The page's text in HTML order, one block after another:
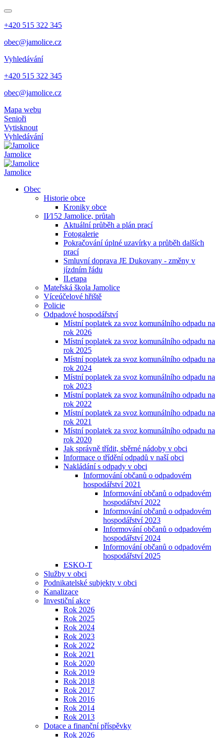
+420 515 322 345
obec@jamolice.cz
Vyhledávání
+420 515 322 345
obec@jamolice.cz
Mapa webu
Senioři
Vytisknout
Vyhledávání
Jamolice
Jamolice
Obec
Historie obce
Kroniky obce
II⁄152 Jamolice, průtah
Aktuální průběh a plán prací
Fotogalerie
Pokračování úplné uzavírky a průběh dalších
prací
Smluvní doprava JE Dukovany - změny v
jízdním řádu
II.etapa
Mateřská škola Jamolice
Víceúčelové hřiště
Policie
Odpadové hospodářství
Místní poplatek za svoz komunálního odpadu na
rok 2026
Místní poplatek za svoz komunálního odpadu na
rok 2025
Místní poplatek za svoz komunálního odpadu na
rok 2024
Místní poplatek za svoz komunálního odpadu na
rok 2023
Místní poplatek za svoz komunálního odpadu na
rok 2022
Místní poplatek za svoz komunálního odpadu na
rok 2021
Místní poplatek za svoz komunálního odpadu na
rok 2020
Jak správně třídit, sběrné nádoby v obci
Informace o třídění odpadů v naší obci
Nakládání s odpady v obci
Informování občanů o odpadovém
hospodářství 2021
Informování občanů o odpadovém
hospodářství 2022
Informování občanů o odpadovém
hospodářství 2023
Informování občanů o odpadovém
hospodářství 2024
Informování občanů o odpadovém
hospodářství 2025
ESKO-T
Služby v obci
Podnikatelské subjekty v obci
Kanalizace
Investiční akce
Rok 2026
Rok 2025
Rok 2024
Rok 2023
Rok 2022
Rok 2021
Rok 2020
Rok 2019
Rok 2018
Rok 2017
Rok 2016
Rok 2014
Rok 2013
Dotace a finanční příspěvky
Rok 2026